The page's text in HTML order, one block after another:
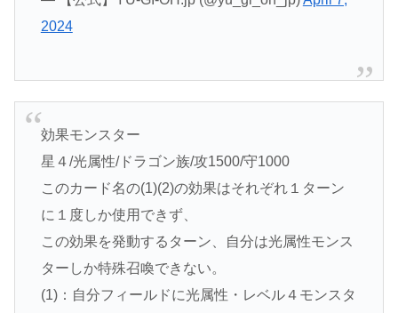
2024
効果モンスター
星４/光属性/ドラゴン族/攻1500/守1000
このカード名の(1)(2)の効果はそれぞれ１ターン
に１度しか使用できず、
この効果を発動するターン、自分は光属性モンス
ターしか特殊召喚できない。
(1)：自分フィールドに光属性・レベル４モンスタ